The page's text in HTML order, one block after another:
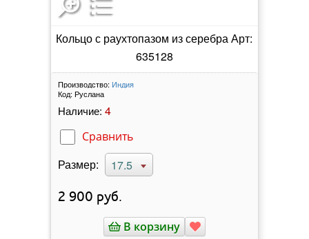
Кольцо с раухтопазом из серебра Арт:
635128
Производство: Индия
Код: Руслана
Наличие: 4
Сравнить
Размер: 17.5
2 900 руб.
В корзину